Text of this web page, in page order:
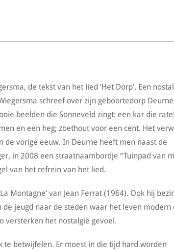
de tekst van het lied ‘Het Dorp’. Een
schreef over zijn geboortedorp
beelden die Sonneveld zingt: een kar die
en een heg; zoethout voor een cent. Het
de vorige eeuw. In Deurne heeft men naast de
in 2008 een straatnaambordje “Tuinpad van
van het refrein van het lied.
Montagne’ van Jean Ferrat (1964). Ook hij
jeugd naar de steden waar het leven modern
versterken het nostalgie gevoel.
te betwijfelen. Er moest in die tijd hard worden